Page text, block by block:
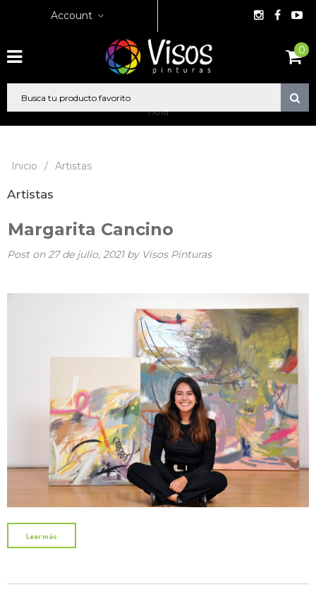
Account
0
hola
Inicio / Artistas
Artistas
Margarita Cancino
Post on 27 de julio, 2021 by Visos Pinturas
Leer más